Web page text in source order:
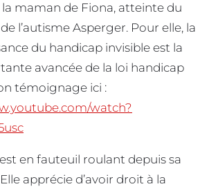
la maman de Fiona, atteinte du
l’autisme Asperger. Pour elle, la
du handicap invisible est la
avancée de la loi handicap
témoignage ici :
watch?
est en fauteuil roulant depuis sa
apprécie d’avoir droit à la